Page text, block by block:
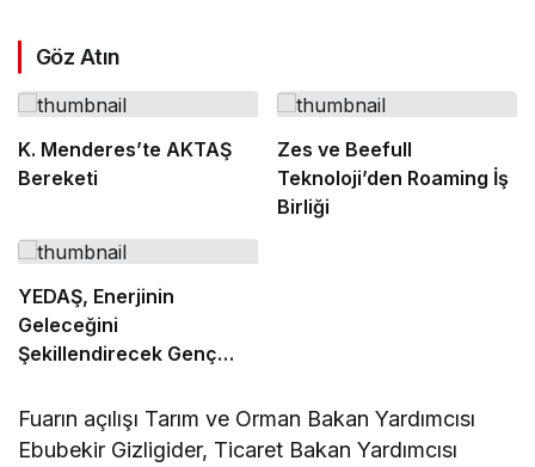
Göz Atın
K. Menderes’te AKTAŞ
Bereketi
Zes ve Beefull
Teknoloji’den Roaming İş
Birliği
YEDAŞ, Enerjinin
Geleceğini
Şekillendirecek Genç
Fuarın açılışı Tarım ve Orman Bakan Yardımcısı
Ebubekir Gizligider, Ticaret Bakan Yardımcısı